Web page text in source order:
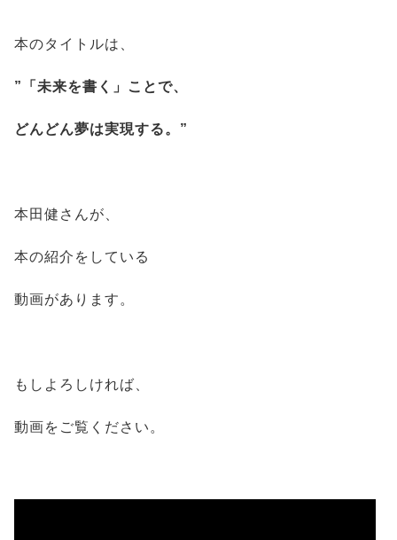
本のタイトルは、
”「未来を書く」ことで、
どんどん夢は実現する。”
本田健さんが、
本の紹介をしている
動画があります。
もしよろしければ、
動画をご覧ください。